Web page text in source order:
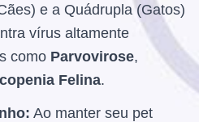
e a Quádrupla (Gatos)
vírus altamente
como Parvovirose,
Felina.
Ao manter seu pet